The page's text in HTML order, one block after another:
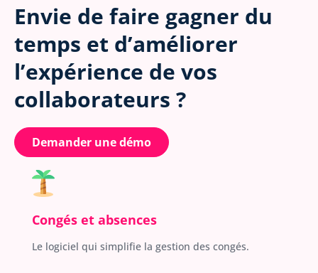
Envie de faire gagner du
temps et d’améliorer
l’expérience de vos
collaborateurs ?
Demander une démo
Congés et absences
Le logiciel qui simplifie la gestion des congés.